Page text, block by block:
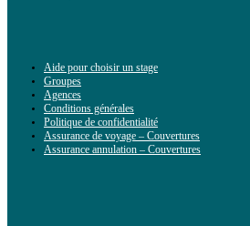
Aide pour choisir un stage
Groupes
Agences
Conditions générales
Politique de confidentialité
Assurance de voyage – Couvertures
Assurance annulation – Couvertures